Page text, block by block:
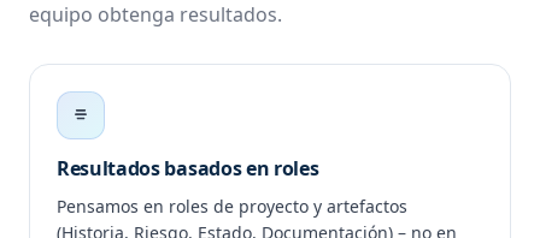
equipo obtenga resultados.
Resultados basados en roles
Pensamos en roles de proyecto y artefactos
(Historia, Riesgo, Estado, Documentación) – no en